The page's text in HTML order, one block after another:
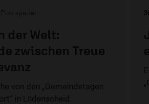
Plus spezial
der Welt:
zwischen Treue
von den „Gemeindetagen
in Lüdenscheid.